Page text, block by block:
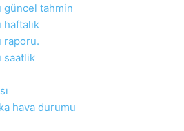
güncel tahmin
raporu.
saatlik
hava durumu